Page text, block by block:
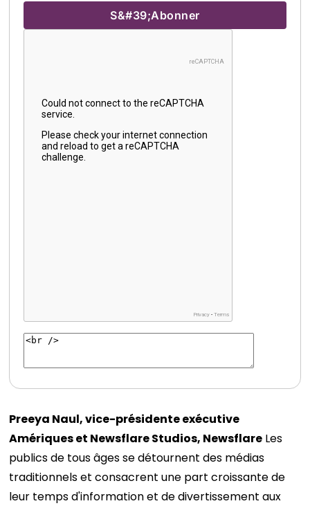
Preeya Naul, vice-présidente exécutive
Amériques et Newsflare Studios, Newsflare Les
publics de tous âges se détournent des médias
traditionnels et consacrent une part croissante de
leur temps d'information et de divertissement aux